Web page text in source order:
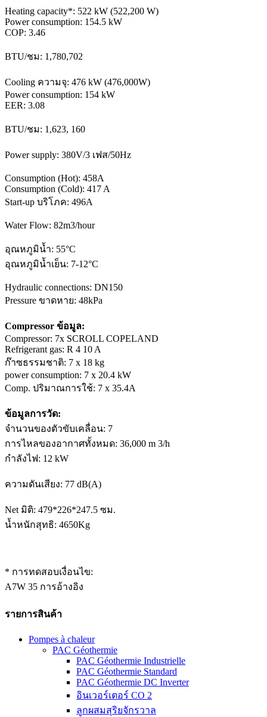
Heating capacity*: 522 kW (522,200 W)
Power consumption: 154.5 kW
COP: 3.46
BTU/ชม: 1,780,702
Cooling ความจุ: 476 kW (476,000W)
Power consumption: 154 kW
EER: 3.08
BTU/ชม: 1,623, 160
Power supply: 380V/3 เฟส/50Hz
Consumption (Hot): 458A
Consumption (Cold): 417 A
Start-up บริโภค: 496A
Water Flow: 82m3/hour
อุณหภูมิน้ำ: 55°C
อุณหภูมิน้ำเย็น: 7-12°C
Hydraulic connections: DN150
Pressure ขาดหาย: 48kPa
Compressor ข้อมูล:
Compressor: 7x SCROLL COPELAND
Refrigerant gas: R 4 10 A
ก๊าซธรรมชาติ: 7 x 18 kg
power consumption: 7 x 20.4 kW
Comp. ปริมาณการใช้: 7 x 35.4A
ข้อมูลการวัด:
จำนวนของตัวขับเคลื่อน: 7
การไหลของอากาศทั้งหมด: 36,000 m 3/h
กำลังไฟ: 12 kW
ความดันเสียง: 77 dB(A)
Net มิติ: 479*226*247.5 ซม.
น้ำหนักสุทธิ: 4650Kg
* การทดสอบเงื่อนไข:
A7W 35 การอ้างอิง
รายการสินค้า
Pompes à chaleur
PAC Géothermie
PAC Géothermie Industrielle
PAC Géothermie Standard
PAC Géothermie DC Inverter
อินเวอร์เตอร์ CO 2
ลูกผสมสุริยจักรวาล